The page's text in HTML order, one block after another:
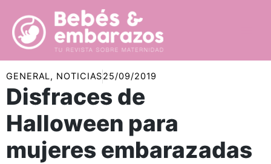
contenido
GENERAL, NOTICIAS25/09/2019
Disfraces de
Halloween para
mujeres embarazadas